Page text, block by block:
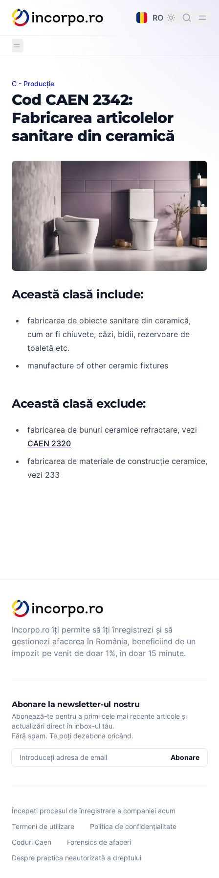
principal
RO
Cod CAEN 2342: Fabricarea articolelor sanitare din
C - Producție
Cod CAEN 2342:
Fabricarea articolelor
sanitare din ceramică
Această clasă include:
fabricarea de obiecte sanitare din ceramică,
cum ar fi chiuvete, căzi, bidii, rezervoare de
toaletă etc.
manufacture of other ceramic fixtures
Această clasă exclude:
fabricarea de bunuri ceramice refractare, vezi
CAEN 2320
fabricarea de materiale de construcție ceramice,
vezi 233
Incorpo.ro îți permite să îți înregistrezi și să
gestionezi afacerea în România, beneficiind de un
impozit pe venit de doar 1%, în doar 15 minute.
Abonare la newsletter-ul nostru
Abonează-te pentru a primi cele mai recente articole și
actualizări direct în inbox-ul tău.
Fără spam. Te poți dezabona oricând.
Introduceți adresa de email Abonare
Începeți procesul de înregistrare a companiei acum
Termeni de utilizare
Politica de confidențialitate
Coduri Caen
Forensics de afaceri
Despre practica neautorizată a dreptului